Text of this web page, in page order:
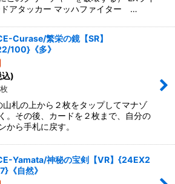
ドアタッカー マッハファイター …
Curase/繁栄の鏡【SR】
100}《多》
込)
札の上から２枚をタップしてマナゾ
。その後、カードを２枚まで、自分の
から手札に戻す。
Yamata/神秘の宝剣【VR】{24EX2
《自然》